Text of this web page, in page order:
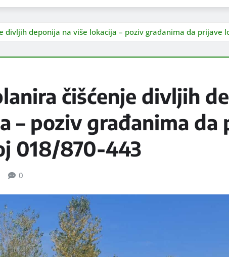
divljih deponija na više lokacija – poziv građanima da prijave
čišćenje divljih
– poziv građanima da
018/870-443
0